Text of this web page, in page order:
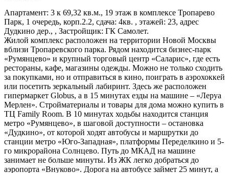
Апартамент: 3 к 69,32 кв.м., 19 этаж в комплексе Тропарево
Парк, 1 очередь, корп.2.2, сдача: 4кв. , этажей: 23, адрес
Дудкино дер., , Застройщик: ГК Самолет.
Жилой комплекс расположен на территории Новой Москвы
вблизи Тропаревского парка. Рядом находится бизнес-парк
«Румянцево» и крупный торговый центр «Саларис», где есть
рестораны, кафе, магазины одежды. Можно не только сходить
за покупками, но и отправиться в кино, поиграть в аэрохоккей
или посетить зеркальный лабиринт. Здесь же расположен
гипермаркет Globus, а в 15 минутах езды на машине ‒ «Леруа
Мерлен». Стройматериалы и товары для дома можно купить в
ТЦ Family Room. В 10 минутах ходьбы находится станция
метро «Румянцево», в шаговой доступности ‒ остановка
«Дудкино», от которой ходят автобусы и маршрутки до
станции метро «Юго-Западная», платформы Переделкино и 5-
го микрорайона Солнцево. Путь до МКАД на машине
занимает не больше минуты. Из ЖК легко добраться до
аэропорта «Внуково». Дорога на автобусе займет 25 минут, а